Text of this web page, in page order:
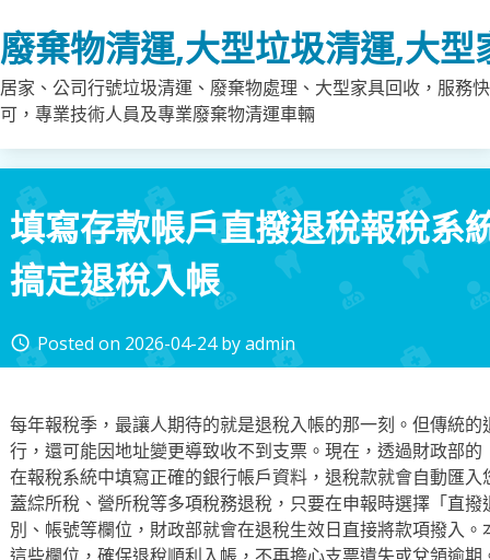
to
content
廢棄物清運,大型垃圾清運,大
居家、公司行號垃圾清運、廢棄物處理、大型家具回收，服務
可，專業技術人員及專業廢棄物清運車輛
填寫存款帳戶直撥退稅報稅系
搞定退稅入帳
access_time Posted on 2026-04-24byadmin
每年報稅季，最讓人期待的就是退稅入帳的那一刻。但傳統
行，還可能因地址變更導致收不到支票。現在，透過財政部
在報稅系統中填寫正確的銀行帳戶資料，退稅款就會自動匯
蓋綜所稅、營所稅等多項稅務退稅，只要在申報時選擇「直
別、帳號等欄位，財政部就會在退稅生效日直接將款項撥入